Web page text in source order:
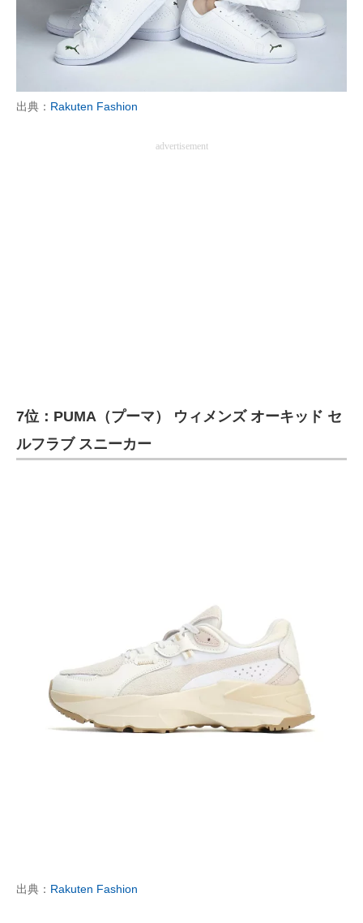
出典： Rakuten Fashion
advertisement
7位：PUMA（プーマ） ウィメンズ オーキッド セ
ルフラブ スニーカー
出典： Rakuten Fashion